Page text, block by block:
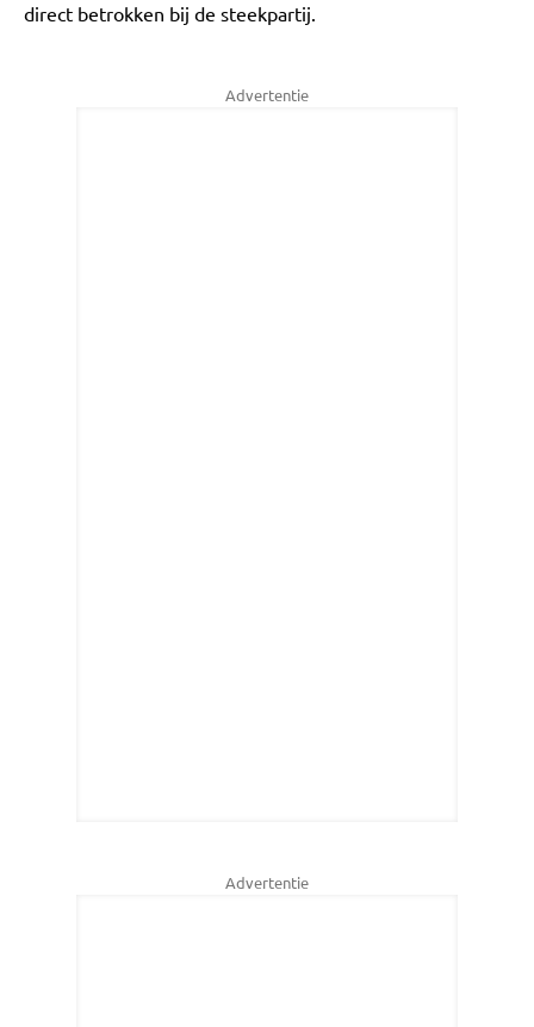
direct betrokken bij de steekpartij.
Advertentie
Advertentie